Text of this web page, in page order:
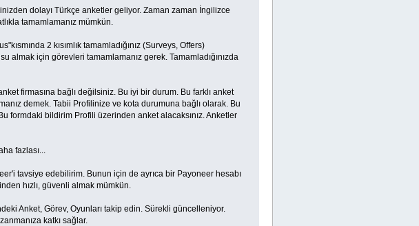
dolayı Türkçe anketler geliyor. Zaman zaman İngilizce
tamamlamanız mümkün.
2 kısımlık tamamladığınız (Surveys, Offers)
almak için görevleri tamamlamanız gerek. Tamamladığınızda
firmasına bağlı değilsiniz. Bu iyi bir durum. Bu farklı anket
demek. Tabii Profilinize ve kota durumuna bağlı olarak. Bu
formdaki bildirim Profili üzerinden anket alacaksınız. Anketler
fazlası...
tavsiye edebilirim. Bunun için de ayrıca bir Payoneer hesabı
hızlı, güvenli almak mümkün.
Anket, Görev, Oyunları takip edin. Sürekli güncelleniyor.
katkı sağlar.